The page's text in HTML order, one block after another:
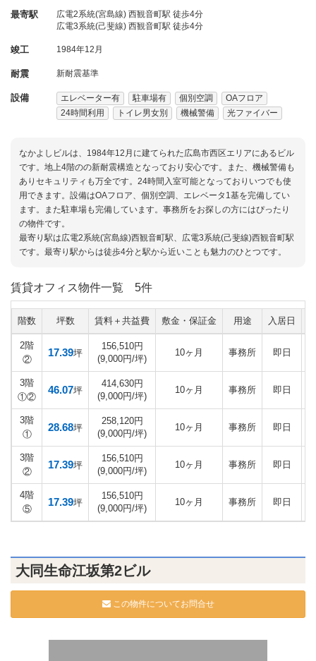
最寄駅
広電2系統(宮島線) 西観音町駅 徒歩4分
広電3系統(己斐線) 西観音町駅 徒歩4分
竣工 1984年12月
耐震 新耐震基準
設備 エレベーター有 駐車場有 個別空調
OAフロア
24時間利用
トイレ男女別 機械警備 光ファイバー
なかよしビルは、1984年12月に建てられた広島市西区エリアにあるビル
です。地上4階のの新耐震構造となっており安心です。また、機械警備も
ありセキュリティも万全です。24時間入室可能となっておりいつでも使
用できます。設備はOAフロア、個別空調、エレベータ1基を完備してい
ます。また駐車場も完備しています。事務所をお探しの方にはぴったり
の物件です。
最寄り駅は広電2系統(宮島線)西観音町駅、広電3系統(己斐線)西観音町駅
です。最寄り駅からは徒歩4分と駅から近いことも魅力のひとつです。
賃貸オフィス物件一覧 5件
階数 坪数 賃料＋共益費 敷金・保証金 用途 入居日
2階
②
17.39坪
156,510円
(9,000円/坪)
10ヶ月 事務所 即日
3階
①②
46.07坪
414,630円
(9,000円/坪)
10ヶ月 事務所 即日
3階
①
28.68坪
258,120円
(9,000円/坪)
10ヶ月 事務所 即日
3階
②
17.39坪
156,510円
(9,000円/坪)
10ヶ月 事務所 即日
4階
⑤
17.39坪
156,510円
(9,000円/坪)
10ヶ月 事務所 即日
大同生命江坂第2ビル
この物件についてお問合せ